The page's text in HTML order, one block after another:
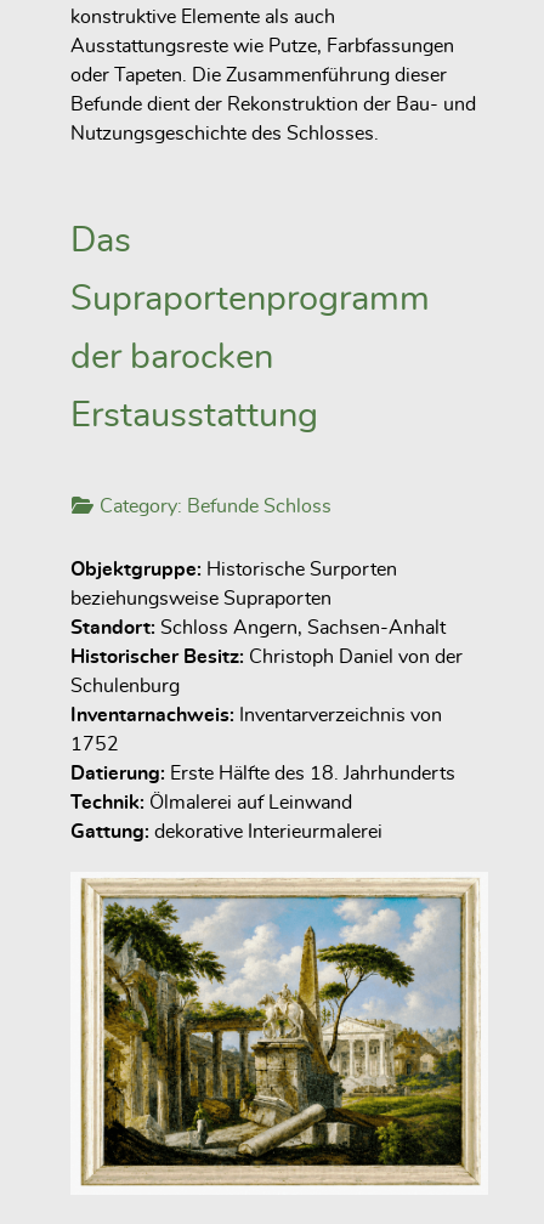
konstruktive Elemente als auch
Ausstattungsreste wie Putze, Farbfassungen
oder Tapeten. Die Zusammenführung dieser
Befunde dient der Rekonstruktion der Bau- und
Nutzungsgeschichte des Schlosses.
Das
Supraportenprogramm
der barocken
Erstausstattung
Category: Befunde Schloss
Objektgruppe: Historische Surporten
beziehungsweise Supraporten
Standort: Schloss Angern, Sachsen-Anhalt
Historischer Besitz: Christoph Daniel von der
Schulenburg
Inventarnachweis: Inventarverzeichnis von
1752
Datierung: Erste Hälfte des 18. Jahrhunderts
Technik: Ölmalerei auf Leinwand
Gattung: dekorative Interieurmalerei